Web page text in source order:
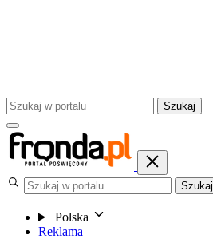
Szukaj
Szukaj
Polska
Reklama